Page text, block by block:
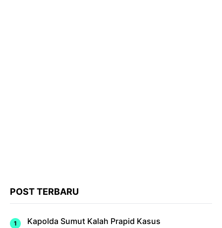
POST TERBARU
Kapolda Sumut Kalah Prapid Kasus